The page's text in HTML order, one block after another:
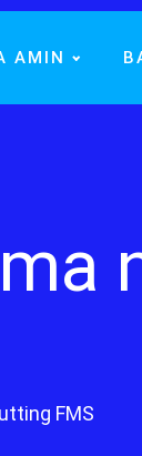
AMIN
FMS